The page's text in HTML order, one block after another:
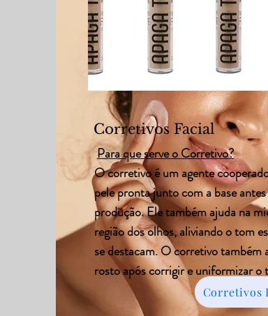
Corretivos Facial
Para que serve o Corretivo?
O corretivo é um agente
pele pronta junto com a base
produção. Ele também ajuda na
região dos olhos, aliviando o tom
se destacam. O corretivo também
rosto após corrigir e uniformizar o
Corretivos